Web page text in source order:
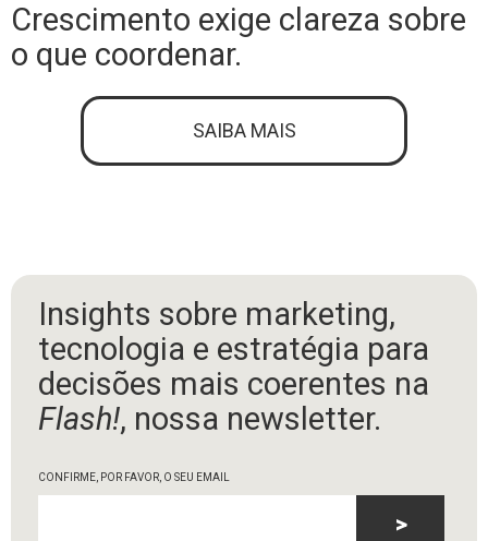
Crescimento exige clareza sobre
o que coordenar.
SAIBA MAIS
Insights sobre marketing,
tecnologia e estratégia para
decisões mais coerentes na
Flash!, nossa newsletter.
CONFIRME, POR FAVOR, O SEU EMAIL
>